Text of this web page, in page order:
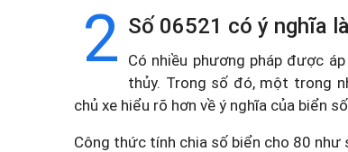
2 Số 06521 có ý nghĩa
Có nhiều phương pháp được
thủy. Trong số đó, một trong
chủ xe hiểu rõ hơn về ý nghĩa của biển
Công thức tính chia số biển cho 80 như